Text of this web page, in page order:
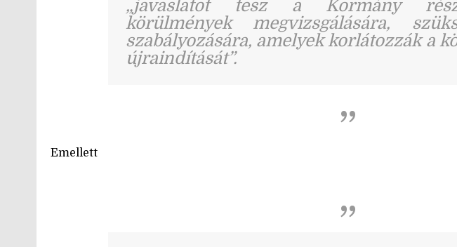
„javaslatot tesz a Kormány
körülmények megvizsgálására,
szabályozására, amelyek korlátozzák a
újraindítását”.
Emellett